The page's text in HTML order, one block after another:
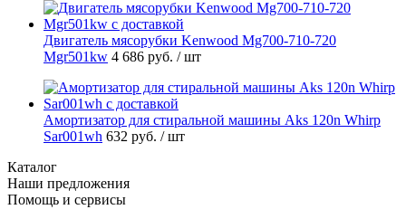
Двигатель мясорубки Kenwood Mg700-710-720
Mgr501kw 4 686 руб. / шт
Амортизатор для стиральной машины Aks 120n Whirp
Sar001wh 632 руб. / шт
Каталог
Наши предложения
Помощь и сервисы